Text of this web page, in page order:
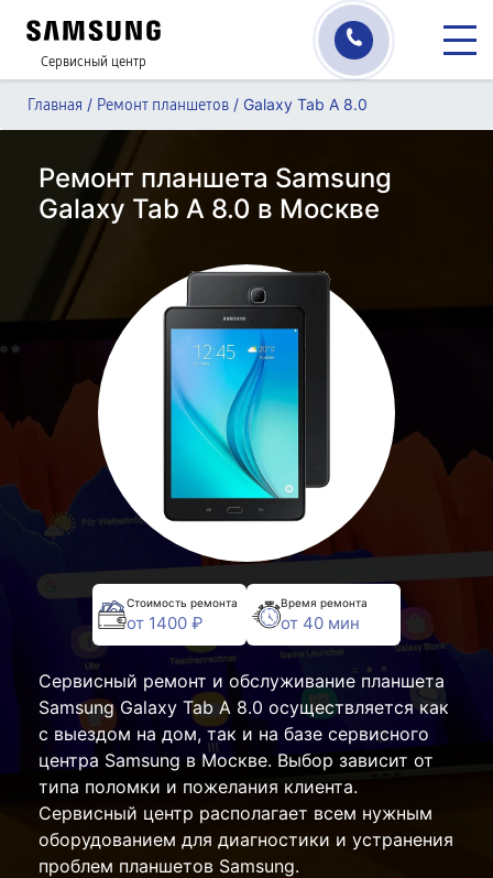
Сервисный центр
Главная / Ремонт планшетов / Galaxy Tab A 8.0
Ремонт планшета Samsung
Galaxy Tab A 8.0 в Москве
Стоимость ремонта
от 1400 ₽
Время ремонта
от 40 мин
Сервисный ремонт и обслуживание планшета
Samsung Galaxy Tab A 8.0 осуществляется как
с выездом на дом, так и на базе сервисного
центра Samsung в Москве. Выбор зависит от
типа поломки и пожелания клиента.
Сервисный центр располагает всем нужным
оборудованием для диагностики и устранения
проблем планшетов Samsung.